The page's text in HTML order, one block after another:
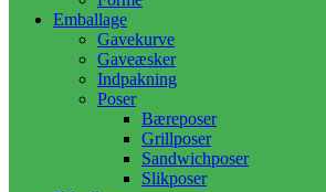
Emballage
Gavekurve
Gaveæsker
Indpakning
Poser
Bæreposer
Grillposer
Sandwichposer
Slikposer